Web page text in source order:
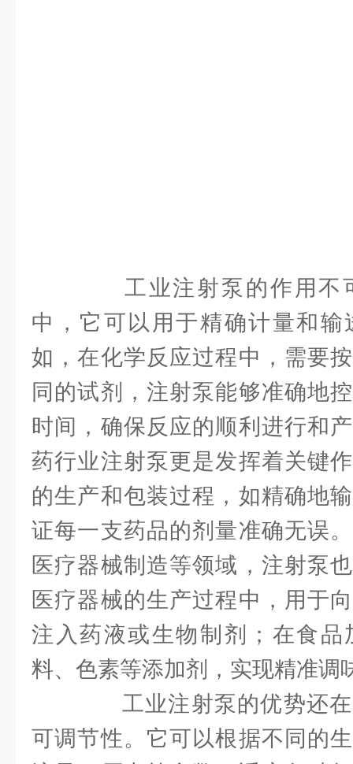
工业注射泵的作用不
中，它可以用于精确计量和
如，在化学反应过程中，需要
同的试剂，注射泵能够准确地
时间，确保反应的顺利进行和
药行业注射泵更是发挥着关键
的生产和包装过程，如精确地
证每一支药品的剂量准确无误
医疗器械制造等领域，注射泵
医疗器械的生产过程中，用于
注入药液或生物制剂；在食品
料、色素等添加剂，实现精准调
工业注射泵的优势还在
可调节性。它可以根据不同的